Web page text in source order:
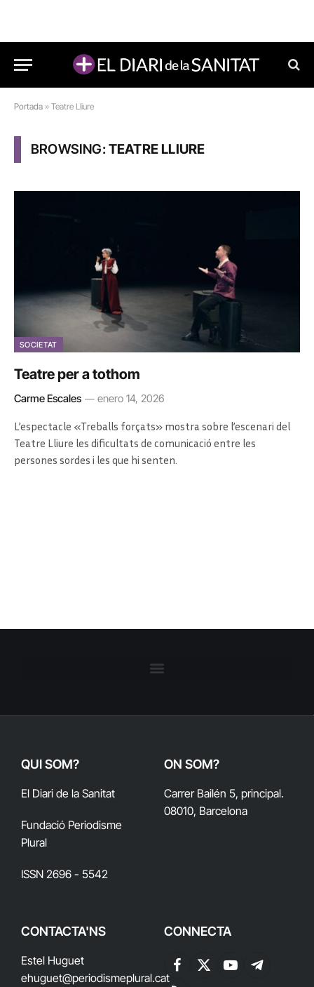
Portada » Teatre Lliure
BROWSING:TEATRE LLIURE
SOCIETAT
Teatre per a tothom
Carme Escales enero 14, 2026
L’espectacle «Treballs forçats» mostra sobre l’escenari del
Teatre Lliure les dificultats de comunicació entre les
persones sordes i les que hi senten.
QUI SOM?
El Diari de la Sanitat
Fundació Periodisme
Plural
ISSN 2696 - 5542
ON SOM?
Carrer Bailén 5, principal.
08010, Barcelona
CONTACTA'NS
Estel Huguet
ehuguet@periodismeplural.cat
CONNECTA
Facebook
X
YouTubeTelegram